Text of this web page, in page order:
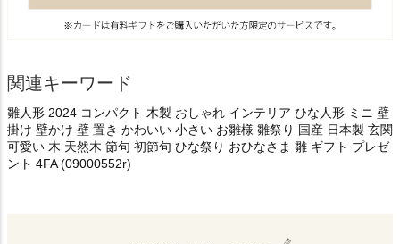
関連キーワード
雛人形 2024 コンパクト 木製 おしゃれ インテリア ひな人形 ミニ 壁
掛け 壁かけ 壁 置き かわいい 小さい お雛様 雛祭り 国産 日本製 玄関
可愛い 木 天然木 節句 初節句 ひな祭り おひなさま 雛 ギフト プレゼ
ント 4FA (09000552r)